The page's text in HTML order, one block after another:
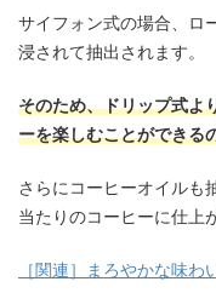
サイフォン式の場合、ロ
浸されて抽出されます。
そのため、ドリップ式よ
ーを楽しむことができる
さらにコーヒーオイルも
当たりのコーヒーに仕上
［関連］まろやかな味